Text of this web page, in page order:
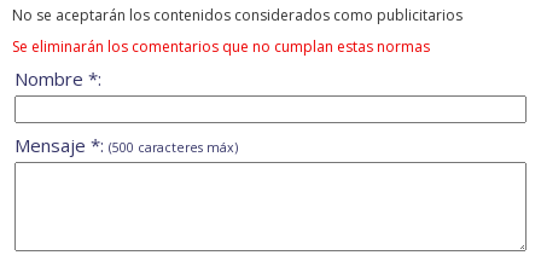
No se aceptarán los contenidos considerados como publicitarios
Se eliminarán los comentarios que no cumplan estas normas
Nombre *:
Mensaje *: (500 caracteres máx)